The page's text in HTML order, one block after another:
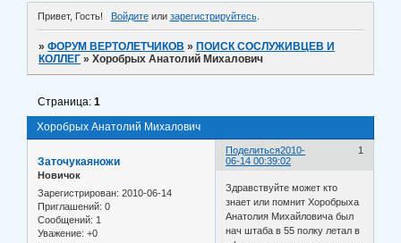
Привет, Гость! Войдитеили зарегистрируйтесь.
»ФОРУМ ВЕРТОЛЕТЧИКОВ » ПОИСК СОСЛУЖИВЦЕВ И
КОЛЛЕГ »Хоробрых Анатолий Михалович
Хоробрых Анатолий Михалович
Страница:1
Поделиться 1
2010-
06-14 00:39:02
Заточукаяножи
Новичок
Зарегистрирован: 2010-06-14
Приглашений: 0
Сообщений: 1
Уважение: +0
Здравствуйте может кто
знает или помнит Хоробрыха
Анатолия Михайловича был
нач штаба в 55 полку летал в